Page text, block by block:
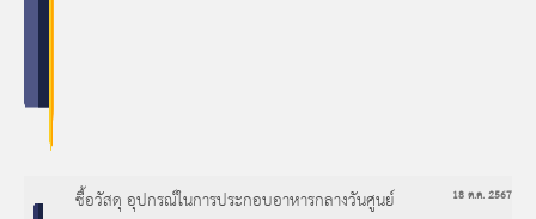
ซื้อวัสดุ อุปกรณ์ในการประกอบอาหารกลางวันศูนย์
18 ต.ค. 2567